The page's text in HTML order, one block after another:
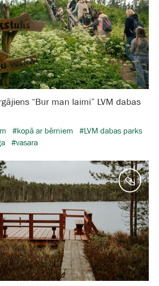
“Bur man laimi” LVM dabas
#kopā ar bērniem
#LVM dabas parks
#vasara